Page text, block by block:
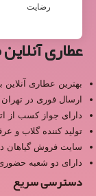
رضایت
عطاری
بهترین عطاری
ارسال فوری در تهران
دارای جواز کسب از
تولید کننده گلاب و
سایت فروش گیاهان
دارای دو شعبه
دسترسی سریع